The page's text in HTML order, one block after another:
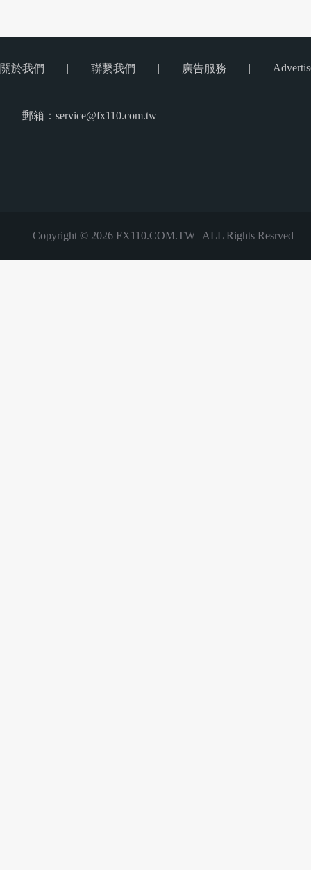
關於我們 | 聯繫我們 | 廣告服務 |
郵箱：service@fx110.com.tw
Copyright © 2026 FX110.COM.TW | ALL Rights Resrved